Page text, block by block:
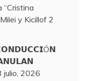
“Cristina
y Kicillof 2
julio, 2026